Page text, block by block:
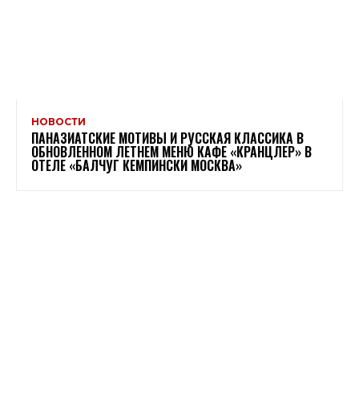
НОВОСТИ
ПАНАЗИАТСКИЕ МОТИВЫ И РУССКАЯ КЛАССИКА В
ОБНОВЛЕННОМ ЛЕТНЕМ МЕНЮ КАФЕ «КРАНЦЛЕР» В
ОТЕЛЕ «БАЛЧУГ КЕМПИНСКИ МОСКВА»